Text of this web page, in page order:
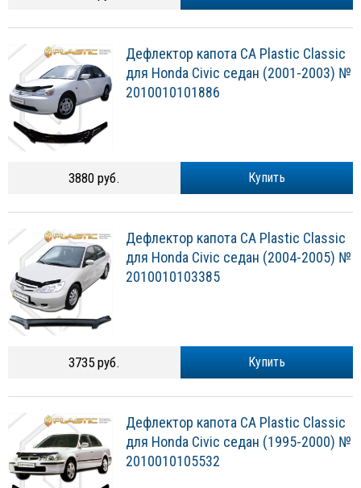
Дефлектор капота CA Plastic Classic
для Honda Civic седан (2001-2003) №
2010010101886
Купить
3880 руб.
Дефлектор капота CA Plastic Classic
для Honda Civic седан (2004-2005) №
2010010103385
Купить
3735 руб.
Дефлектор капота CA Plastic Classic
для Honda Civic седан (1995-2000) №
2010010105532